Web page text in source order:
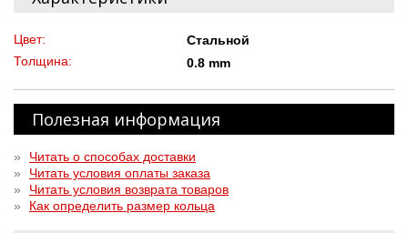
Цвет:
Стальной
Толщина:
0.8 mm
Полезная информация
»
Читать о способах доставки
»
Читать условия оплаты заказа
»
Читать условия возврата товаров
»
Как определить размер кольца